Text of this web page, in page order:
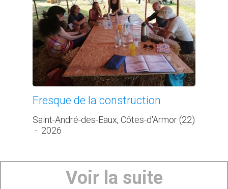
Fresque de la construction
Saint-André-des-Eaux, Côtes-d'Armor (22)
- 2026
Voir la suite